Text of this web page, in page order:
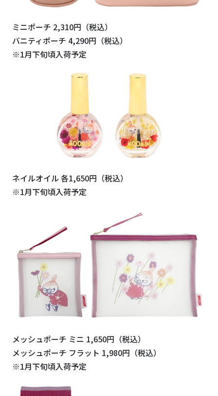
ミニポーチ 2,310円（税込）
バニティポーチ 4,290円（税込）
※1月下旬頃入荷予定
ネイルオイル 各1,650円（税込）
※1月下旬頃入荷予定
メッシュポーチ ミニ 1,650円（税込）
メッシュポーチ フラット 1,980円（税込）
※1月下旬頃入荷予定